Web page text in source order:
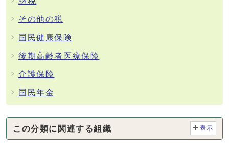
その他の税
国民健康保険
後期高齢者医療保険
介護保険
国民年金
この分類に関連する組織 表示